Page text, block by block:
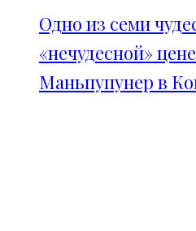
Одно из семи
«нечудесной»
Маньпупунер в